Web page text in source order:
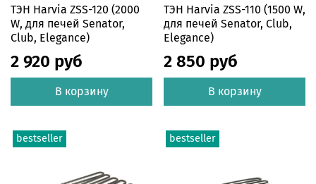
ТЭН Harvia ZSS-120 (2000
W, для печей Senator,
Club, Elegance)
2 920 руб
В корзину
ТЭН Harvia ZSS-110 (1500 W,
для печей Senator, Club,
Elegance)
2 850 руб
В корзину
bestseller bestseller